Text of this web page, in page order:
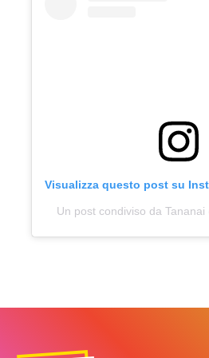
Visualizza questo post su
Un post condiviso da